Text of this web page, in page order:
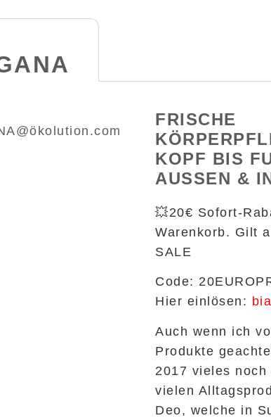
FRISCHE
KOPF BIS
USSEN &
💥20€ Sofort-
Warenkorb. Gilt
SALE
Code:
Hier einlösen:
Auch wenn ich
Produkte
2017 vieles
vielen
Deo, welche in